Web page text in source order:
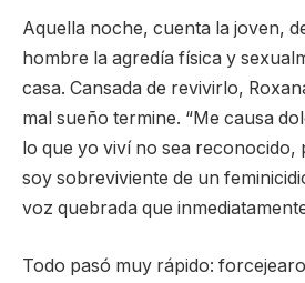
Aquella noche, cuenta la joven,
hombre la agredía física y
casa. Cansada de revivirlo,
mal sueño termine. “Me causa
lo que yo viví no sea reconocido,
soy sobreviviente de un
voz quebrada que
Todo pasó muy rápido: